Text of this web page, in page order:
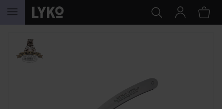
HOPPA TILL INNEHÅLLET
HOPPA ÖVER SEKTIONEN